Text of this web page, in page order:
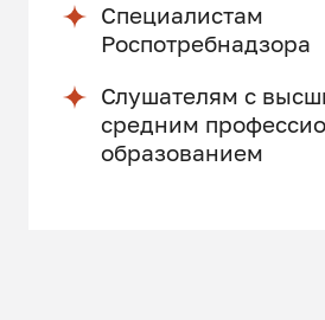
Специалистам
Роспотребнадзора
Слушателям с
средним
образованием